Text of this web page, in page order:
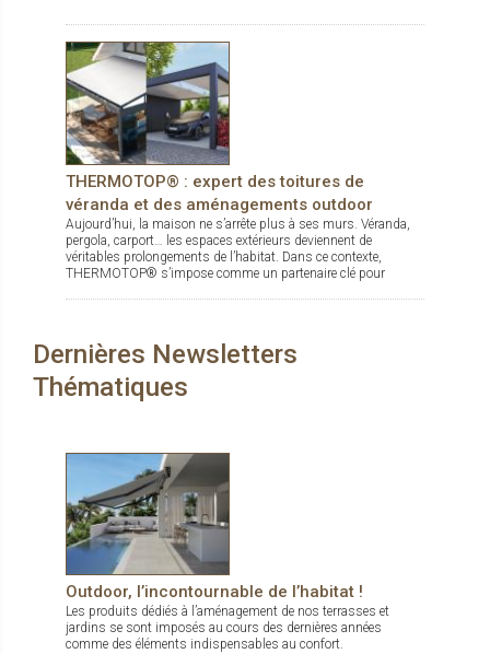
THERMOTOP® : expert des toitures de
véranda et des aménagements outdoor
Aujourd’hui, la maison ne s’arrête plus à ses murs. Véranda,
pergola, carport… les espaces extérieurs deviennent de
véritables prolongements de l’habitat. Dans ce contexte,
THERMOTOP® s’impose comme un partenaire clé pour
Dernières Newsletters
Thématiques
Outdoor, l’incontournable de l’habitat !
Les produits dédiés à l’aménagement de nos terrasses et
jardins se sont imposés au cours des dernières années
comme des éléments indispensables au confort.